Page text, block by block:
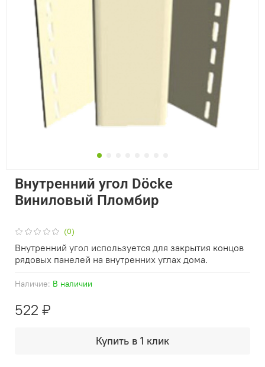
(0)
Наличие: В наличии
Внутренний угол Döcke
Виниловый Пломбир
522 ₽
Купить в 1 клик
Внутренний угол используется для закрытия концов
рядовых панелей на внутренних углах дома.